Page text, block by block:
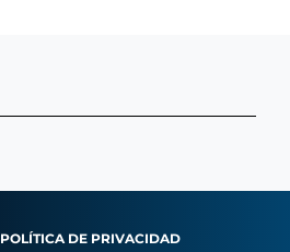
POLÍTICA DE PRIVACIDAD